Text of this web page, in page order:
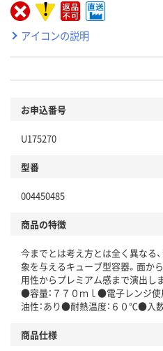
アイコンの説明
お申込番号
U175270
型番
004450485
商品の特徴
今までとは考え方とは全く異なる
象を与えるキューブ型容器。面か
用性からプレミアム感まで演出しま
●容量：７７０ｍｌ●電子レンジ
油性：あり●耐熱温度：６０℃●入
商品仕様